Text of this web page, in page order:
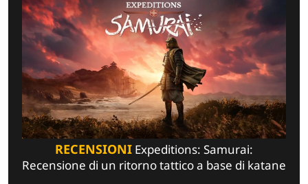
RECENSIONI Expeditions: Samurai:
Recensione di un ritorno tattico a base di katane